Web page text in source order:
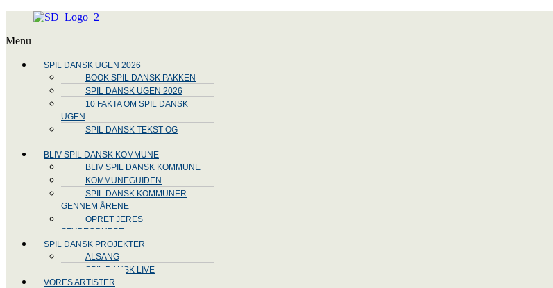
Menu
SPIL DANSK UGEN 2026
BOOK SPIL DANSK PAKKEN
SPIL DANSK UGEN 2026
10 FAKTA OM SPIL DANSK
UGEN
SPIL DANSK TEKST OG
NODE
BLIV SPIL DANSK KOMMUNE
BLIV SPIL DANSK KOMMUNE
KOMMUNEGUIDEN
SPIL DANSK KOMMUNER
GENNEM ÅRENE
OPRET JERES
STYREGRUPPE
SPIL DANSK PROJEKTER
ALSANG
SPIL DANSK LIVE
VORES ARTISTER